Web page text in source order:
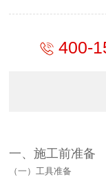
400-
一、施工前准备​
（一）工具准备​